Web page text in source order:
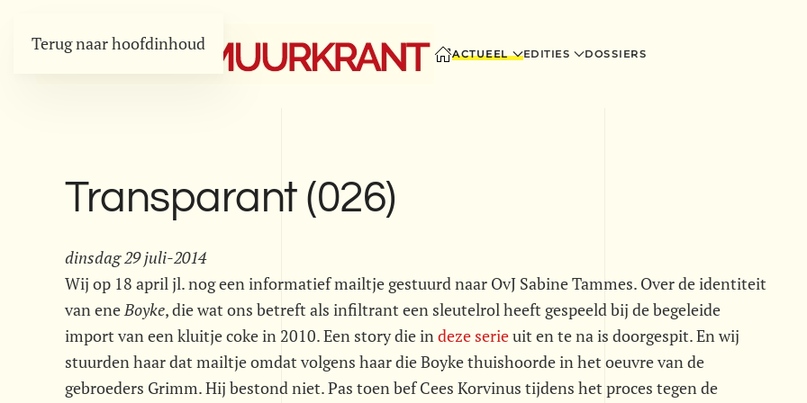
Terug naar hoofdinhoud ACTUEEL EDITIES DOSSIERS
Transparant (026)
dinsdag 29 juli-2014
Wij op 18 april jl. nog een informatief mailtje gestuurd naar OvJ Sabine Tammes. Over de identiteit
van ene Boyke, die wat ons betreft als infiltrant een sleutelrol heeft gespeeld bij de begeleide
import van een kluitje coke in 2010. Een story die indeze serieuit en te na is doorgespit. En wij
stuurden haar dat mailtje omdat volgens haar die Boyke thuishoorde in het oeuvre van de
gebroeders Grimm. Hij bestond niet. Pas toen bef Cees Korvinus tijdens het proces tegen de